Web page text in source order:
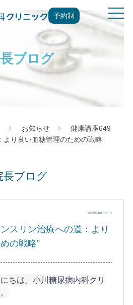
予約制
t
o
g
ブログ
お知らせ
健康講座649
り良い血糖管理のための戦略”
長ブログ
2023.05.18 |お知らせ
スリン治療への道：より
の戦略”
ちは。小川糖尿病内科クリ